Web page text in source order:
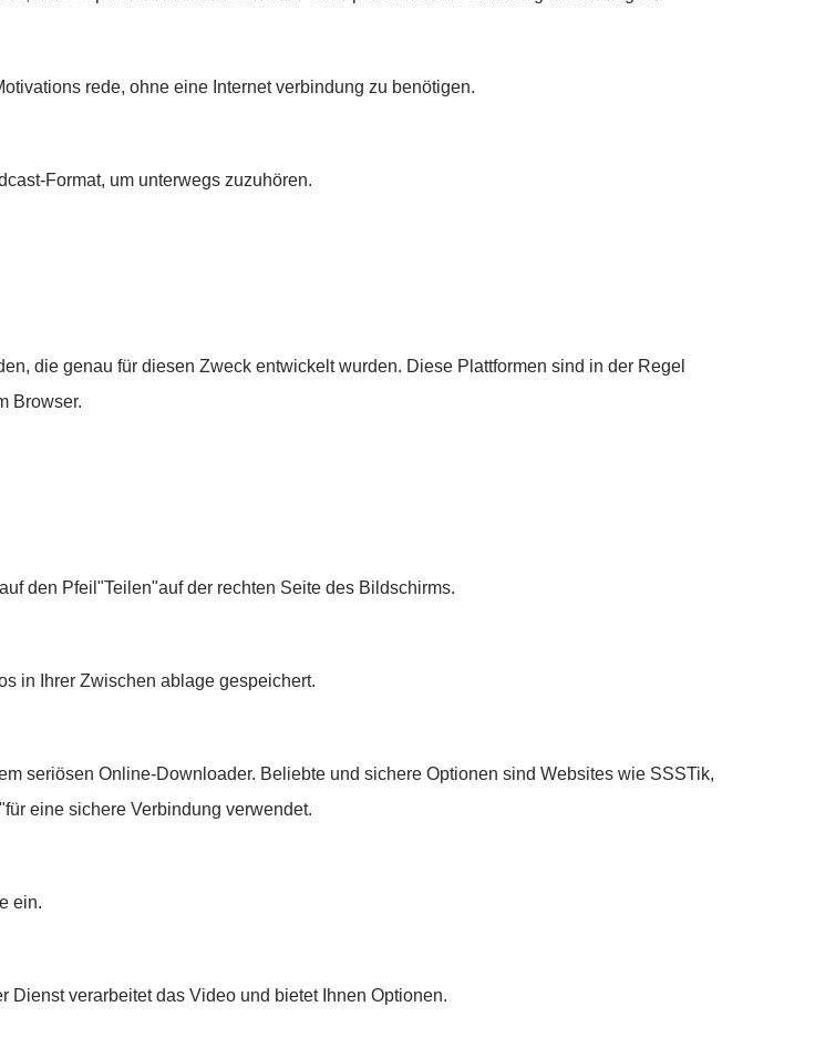
rede, ohne eine Internet verbindung zu benötigen.
Format, um unterwegs zuzuhören.
die genau für diesen Zweck entwickelt wurden. Diese Plattformen sind in der Regel
Browser.
den Pfeil"Teilen"auf der rechten Seite des Bildschirms.
in Ihrer Zwischen ablage gespeichert.
seriösen Online-Downloader. Beliebte und sichere Optionen sind Websites wie SSSTik,
eine sichere Verbindung verwendet.
ein.
verarbeitet das Video und bietet Ihnen Optionen.